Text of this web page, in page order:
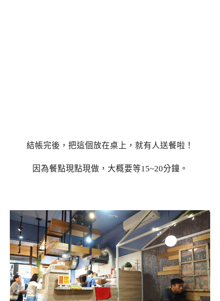
結帳完後，把這個放在桌上，就有人送餐啦！
因為餐點現點現做，大概要等15~20分鐘。